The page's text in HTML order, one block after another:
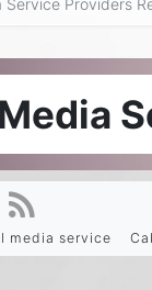
Service Providers
Media
media service